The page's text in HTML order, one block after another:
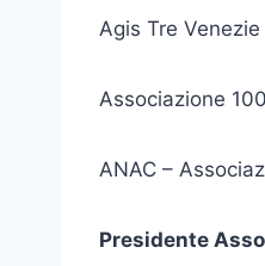
Agis Tre Venezie
Associazione
ANAC –
Presidente